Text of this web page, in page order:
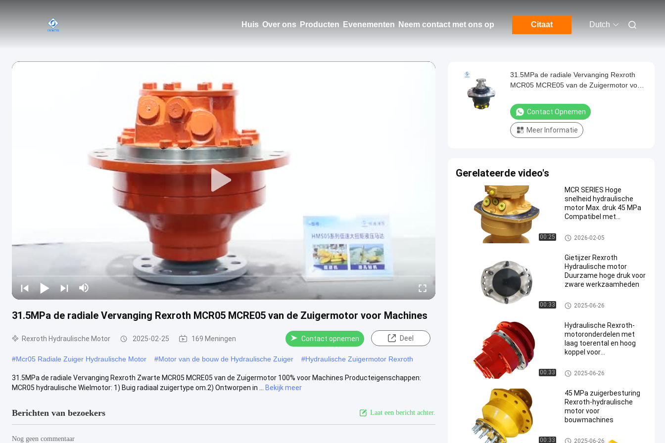
Huis Over ons Producten Evenementen Neem contact met ons op Citaat Dutch
31.5MPa de radiale Vervanging Rexroth MCR05 MCRE05 van de Zuigermotor voor Machines
Rexroth Hydraulische Motor 2025-02-25 169 Meningen Contact opnemen Deel
#Mcr05 Radiale Zuiger Hydraulische Motor #Motor van de bouw de Hydraulische Zuiger #Hydraulische Zuigermotor Rexroth
31.5MPa de radiale Vervanging Rexroth Zwarte MCR05 MCRE05 van de Zuigermotor 100% voor Machines Producteigenschappen:
MCR05 hydraulische Wielmotor: 1) Buig radiaal zuigertype om.2) Ontworpen in ...
Bekijk meer
Berichten van bezoekers Laat een bericht achter.
Nog geen commentaar
31.5MPa de radiale Vervanging Rexroth
MCR05 MCRE05 van de Zuigermotor voor
Contact Opnemen
Meer Informatie
Gerelateerde video's
00:25
MCR SERIES Hoge
snelheid hydraulische
motor Max. druk 45 MPa
Compatibel met
componenten en
accessoires
Rexroth Hydraulische Motor
2026-02-05
00:33
Gietijzer Rexroth
Hydraulische motor
Duurzame hoge druk voor
zware werkzaamheden
Rexroth Hydraulische Motor
2025-06-26
00:33
Hydraulische Rexroth-
motoronderdelen met
laag toerental en hoog
koppel voor
efficiëntie en prestaties
Rexroth Hydraulische Motor
2025-06-26
00:33
45 MPa zuigerbesturing
Rexroth-hydraulische
motor voor
bouwmachines
Rexroth Hydraulische Motor
2025-06-26